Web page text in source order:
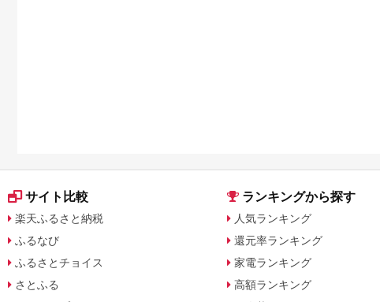
サイト比較
楽天ふるさと納税
ふるなび
ふるさとチョイス
さとふる
ランキングから探す
人気ランキング
還元率ランキング
家電ランキング
高額ランキング